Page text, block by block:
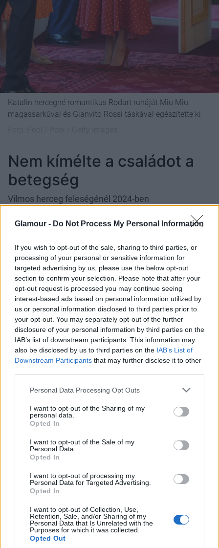
Glamour - Do Not Process My Personal Information
If you wish to opt-out of the sale, sharing to third parties, or
processing of your personal or sensitive information for
targeted advertising by us, please use the below opt-out
section to confirm your selection. Please note that after your
opt-out request is processed you may continue seeing
interest-based ads based on personal information utilized by
us or personal information disclosed to third parties prior to
your opt-out. You may separately opt-out of the further
disclosure of your personal information by third parties on the
IAB’s list of downstream participants. This information may
also be disclosed by us to third parties on the IAB’s List of
Downstream Participants that may further disclose it to other
Please note that this website/app uses one or more Google
not limited to your visit or usage behaviour. You may click to
grant or deny consent to Google and its third-party tags to
use your data for below specified purposes in below Google
consent section.
Personal Data Processing Opt Outs
I want to opt-out of the Sharing of my
personal data.
Opted In
I want to opt-out of the Sale of my
Personal Data.
Opted In
I want to opt-out of processing my
Personal Data for Targeted Advertising.
Opted In
I want to opt-out of Collection, Use,
Retention, Sale, and/or Sharing of my
Personal Data that Is Unrelated with the
Purposes for which it was collected.
Opted Out
Katalin hercegné romantikus Rodart ruháját Miu Miu
magassarkúval és Gianvito Rossi táskával egészítette ki
Nem kímélte a családot a
betegség
Vilmos herceg feleségénél 2024-ben
kezelésepedig mély nyomot hagyott az angol királyi
jelentette be, hogy betegségeremisszióbakerült, és
azóta is aktívan támogatja a rákellenes
kezdeményezéseket. Apósa, Károly király maga is
érintett a betegségben: nála szintén 2024-ben
diagnosztizálták , ám a király 2025 decemberében
egy kampányvideóban osztotta meg, hogy állapota
javulóban van.
A rák nem múlt el nyomtalanul:
Katalin hercegné ezzel az egészségi
problémával nézhet most szembe
Az eseményen a brit királyi család tagjai